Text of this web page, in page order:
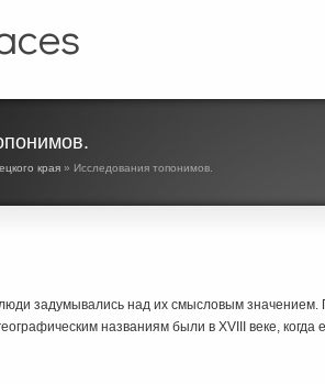
края » Исследования топонимов.
задумывались над их смысловым значением.
названиям были в XVIII веке,